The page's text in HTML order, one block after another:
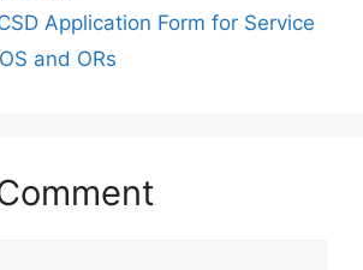
Application Form for Service
and ORs